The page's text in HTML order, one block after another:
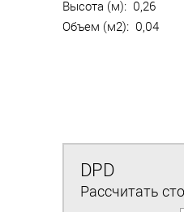
Высота (м): 0,26
Объем (м2): 0,04
DPD
Рассчитать